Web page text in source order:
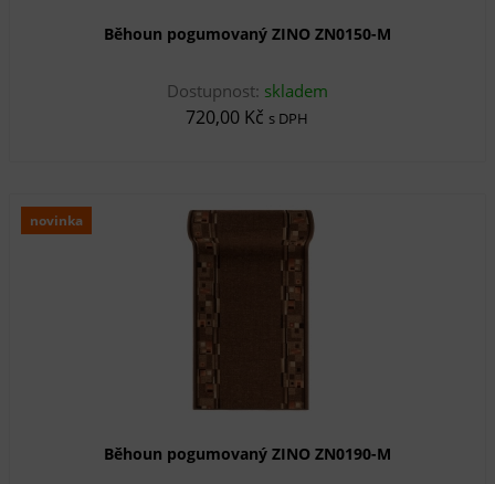
Běhoun pogumovaný ZINO ZN0150-M
Dostupnost: skladem
720,00 Kč s DPH
novinka
Běhoun pogumovaný ZINO ZN0190-M